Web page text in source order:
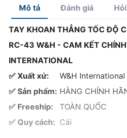
Mô tả Đánh giá
TAY KHOAN THẲNG TỐC ĐỘ
RC-43 W&H - CAM KẾT
INTERNATIONAL
✅ Xuất xứ:
W&H International
✅ Sản phẩm: HÀNG CHÍNH
✅ Freeship:
TOÀN QUỐC
✅ Quy cách: Cái